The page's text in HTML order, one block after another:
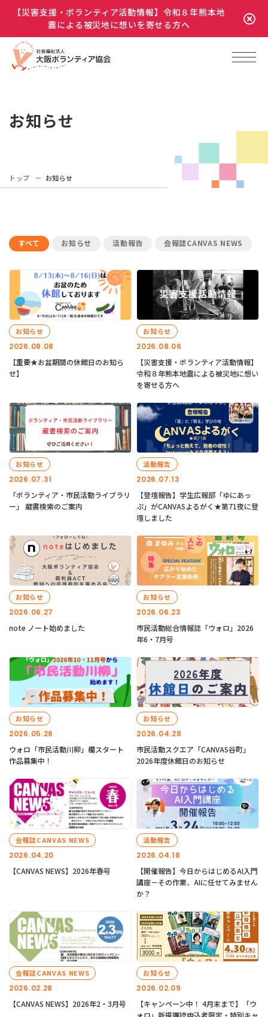
【災害支援・ボランティア活動情報】令和８年熊本地
震による被災地に想いを寄せる方へ
お知らせ
トップ お知らせ
すべて お知らせ 活動報告 会報誌CANVAS NEWS
2026.08.08
お知らせ
【重要★お盆期間の休館日のお知ら
せ】
2026.08.06
お知らせ
【災害支援・ボランティア活動情報】
令和８年熊本地震による被災地に想い
を寄せる方へ
2026.07.31
お知らせ
「ボランティア・市民活動ライブラリ
ー」 蔵書検索のご案内
2026.07.13
活動報告
【登壇報告】学生広報部「ゆにあっ
ぷ」がCANVASよるがく★第71夜に登
壇しました
2026.06.27
お知らせ
note ノート始めました
2026.06.23
お知らせ
市民活動総合情報誌「ウォロ」2026
年6・7月号
2026.05.26
お知らせ
ウォロ「市民活動川柳」欄スタート
作品募集中！
2026.04.28
お知らせ
市民活動スクエア「CANVAS谷町」
2026年度休館日のお知らせ
2026.04.20
会報誌CANVAS NEWS
【CANVAS NEWS】2026年春号
2026.04.18
活動報告
【開催報告】今日からはじめるAI入門
講座－その作業、AIに任せてみません
か？
2026.02.28
会報誌CANVAS NEWS
【CANVAS NEWS】2026年2・3月号
2026.02.09
お知らせ
【キャンペーン中！ 4月末まで】「ウ
ォロ」新規購読申込者限定・特別キャ